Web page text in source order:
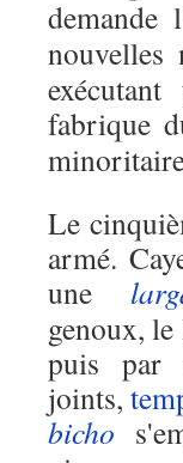
demande
nouvelles
fabrique
Le
armé.
une
genoux, le
puis par
joints,
bicho